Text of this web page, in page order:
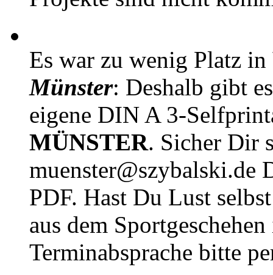
Es war zu wenig Platz in
Münster: Deshalb gibt
eigene DIN A 3-
MÜNSTER. Sicher Dir
muenster@szybalski.de
PDF. Hast Du Lust
aus dem
Terminabsprache bitte